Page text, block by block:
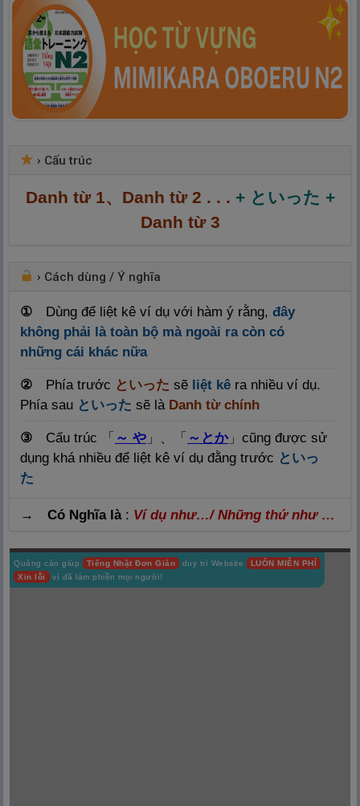
› Cấu trúc
Danh từ 1、Danh từ 2 . . . + といった +
Danh từ 3
› Cách dùng / Ý nghĩa
① Dùng để liệt kê ví dụ với hàm ý rằng, đây
không phải là toàn bộ mà ngoài ra còn có
những cái khác nữa
② Phía trước といった sẽ liệt kêra nhiều ví dụ.
Phía sau といった sẽ là Danh từ chính
③ Cấu trúc 「 ～ や」、「 ～とか」cũng được sử
dụng khá nhiều để liệt kê ví dụ đằng trước といっ
た
→ Có Nghĩa là: Ví dụ như…/ Những thứ như …
Quảng cáo giúp Tiếng Nhật Đơn Giản duy trì Website
LUÔN MIỄN PHÍ
Xin lỗi
vì đã làm phiền mọi người!